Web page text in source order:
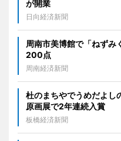
が開業
日向経済新聞
周南市美博館で「ねず
200点
周南経済新聞
杜のまちやでうめだよ
原画展で2年連続入賞
板橋経済新聞